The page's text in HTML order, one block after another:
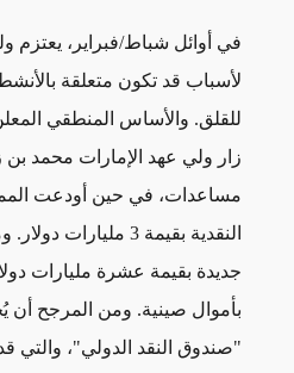
في أوائل شباط/فبراير، يعتزم
لأسباب قد تكون متعلقة
للقلق. والأساس المنطقي
مساعدات، في حين أودعت
النقدية بقيمة 3
جديدة بقيمة عشرة مليارات
بأموال صينية. ومن المرجح أن
"صندوق النقد الدولي"،